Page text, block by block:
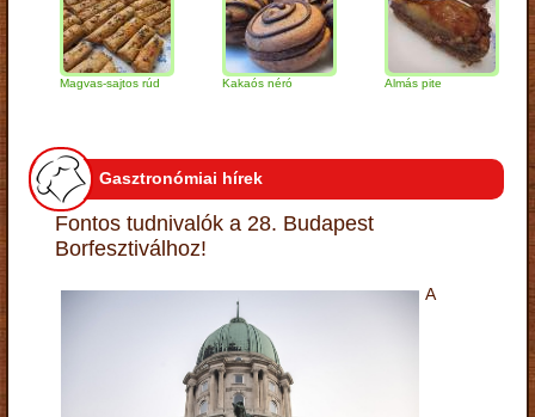
Magvas-sajtos rúd Kakaós néró Almás pite
Gasztronómiai hírek
Fontos tudnivalók a 28. Budapest
Borfesztiválhoz!
A